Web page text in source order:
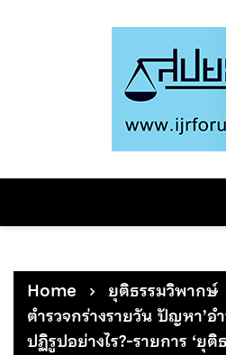
Home
ยุติธรรมวิพากษ์
ตำรวจกร่างรายวัน ปัญหา’อ
ปฏิรูปอย่างไร?-รายการ ‘ยุ